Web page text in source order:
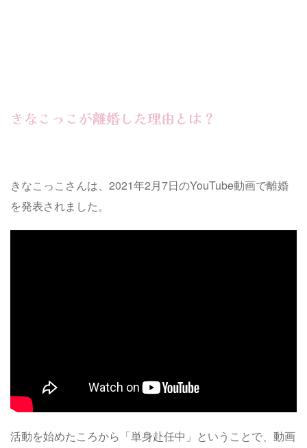
きなこっこが離婚した理由とは？
きなこっこさんは、2021年2月7日のYouTube動画で離婚
を発表されました。
活動を始めたころから「単身赴任中」ということで、動画